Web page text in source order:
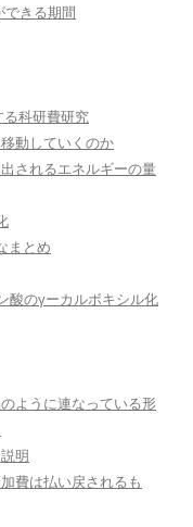
きる期間
科研費研究
動していくのか
されるエネルギーの量
まとめ
酸のγーカルボキシル化
ように連なっている形
明
費は払い戻されるも